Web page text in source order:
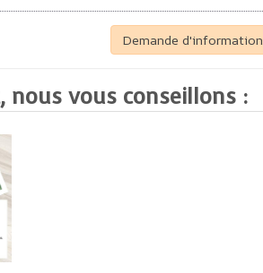
Demande d'information
nous vous conseillons :